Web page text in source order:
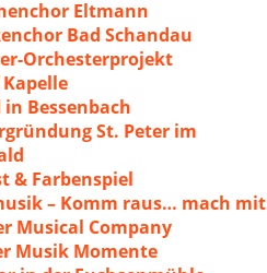
Eltmann
Bad Schandau
Orchesterprojekt
Bessenbach
St. Peter im
& Farbenspiel
– Komm raus… mach mit
Musical Company
Musik Momente